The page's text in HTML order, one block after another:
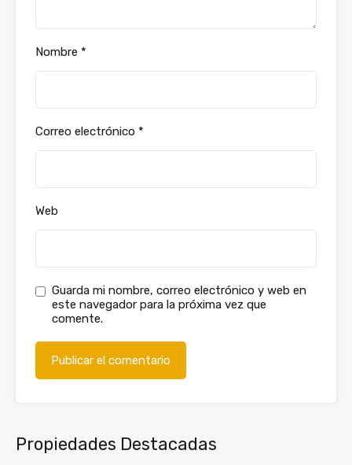
Nombre *
Correo electrónico *
Web
Guarda mi nombre, correo electrónico y web en
este navegador para la próxima vez que
comente.
Propiedades Destacadas